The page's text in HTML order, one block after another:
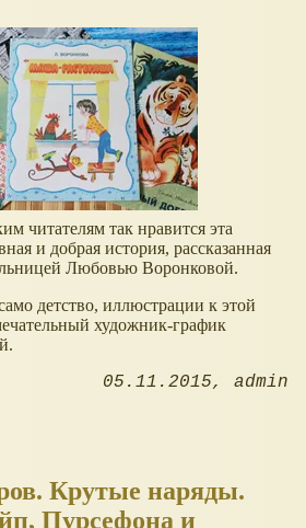
читателям так нравится эта
и добрая история, рассказанная
Любовью Воронковой.
детство, иллюстрации к этой
художник-график
05.11.2015 admin
Крутые наряды.
Пурсефона и